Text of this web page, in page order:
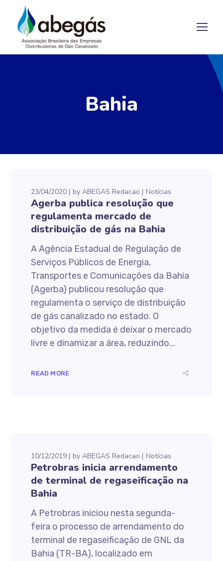
Bahia
23/04/2020 byABEGAS Redacao Notícias
Agerba publica resolução que
regulamenta mercado de
distribuição de gás na Bahia
A Agência Estadual de Regulação de
Serviços Públicos de Energia,
Transportes e Comunicações da Bahia
(Agerba) publicou resolução que
regulamenta o serviço de distribuição
de gás canalizado no estado. O
objetivo da medida é deixar o mercado
livre e dinamizar a área, reduzindo...
READ MORE
10/12/2019 byABEGAS Redacao Notícias
Petrobras inicia arrendamento
de terminal de regaseificação na
Bahia
A Petrobras iniciou nesta segunda-
feira o processo de arrendamento do
terminal de regaseificação de GNL da
Bahia (TR-BA), localizado em